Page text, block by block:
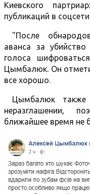
Киевского
публикаций в
"После
аванса за
голоса
Цымбалюк. Он
все хорошо.
Цымбалюк
неразглашении,
ближайшее время не